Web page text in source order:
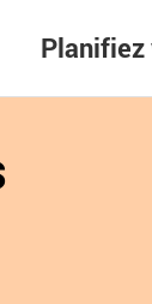
Planifiez